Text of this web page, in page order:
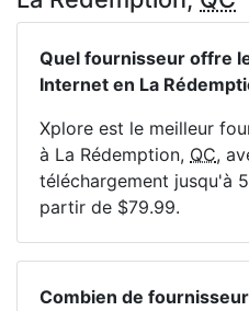
Quel fournisseur offre
Internet en La
Xplore est le meilleur
à La Rédemption, QC,
téléchargement jusqu'à
partir de $79.99.
Combien de